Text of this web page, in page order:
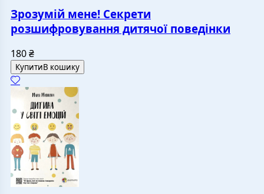
Зрозумій мене! Секрети
розшифровування дитячої поведінки
180₴
КупитиВ кошику